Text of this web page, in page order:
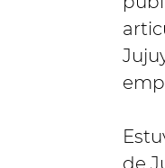
de